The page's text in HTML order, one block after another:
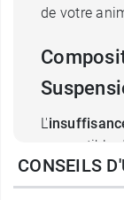
de votre
L'
susceptible
Dans la
CONSEILS